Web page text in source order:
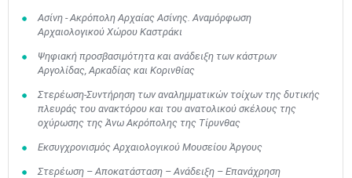
Ασίνη - Ακρόπολη Αρχαίας Ασίνης. Αναμόρφωση
Αρχαιολογικού Χώρου Καστράκι
Ψηφιακή προσβασιμότητα και ανάδειξη των κάστρων
Αργολίδας, Αρκαδίας και Κορινθίας
Στερέωση-Συντήρηση των αναλημματικών τοίχων της δυτικής
πλευράς του ανακτόρου και του ανατολικού σκέλους της
οχύρωσης της Άνω Ακρόπολης της Τίρυνθας
Εκσυγχρονισμός Αρχαιολογικού Μουσείου Άργους
Στερέωση – Αποκατάσταση – Ανάδειξη – Επανάχρηση